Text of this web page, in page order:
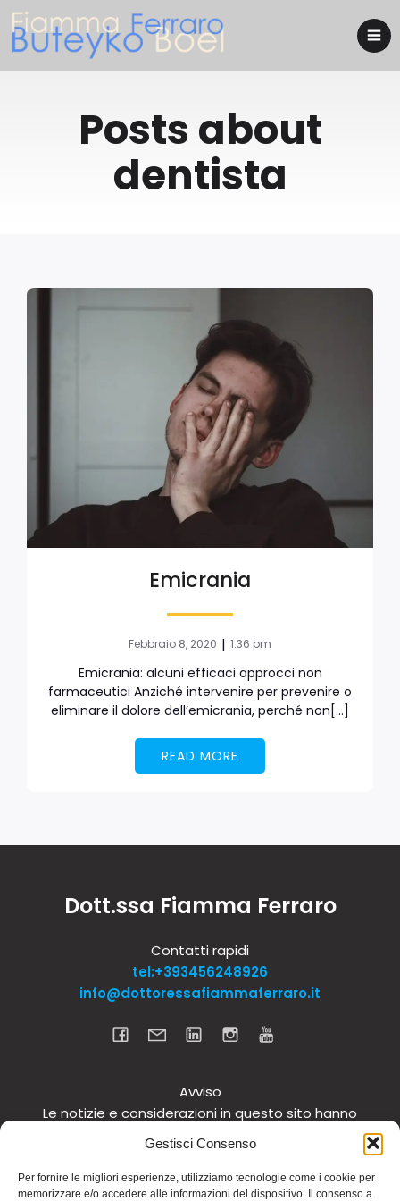
Gestisci Consenso
Per fornire le migliori esperienze, utilizziamo tecnologie come i cookie per
memorizzare e/o accedere alle informazioni del dispositivo. Il consenso a
Posts about
dentista
Emicrania
Febbraio 8, 2020 | 1:36 pm
Emicrania: alcuni efficaci approcci non
farmaceutici Anziché intervenire per prevenire o
eliminare il dolore dell’emicrania, perché non[…]
READ MORE
Dott.ssa Fiamma Ferraro
Contatti rapidi
tel:+393456248926
info@dottoressafiammaferraro.it
Avviso
Le notizie e considerazioni in questo sito hanno
carattere informativo generale e non intendono in
alcun modo dare consigli medici. Si raccomanda di
non intraprendere o interrompere alcuna terapia o